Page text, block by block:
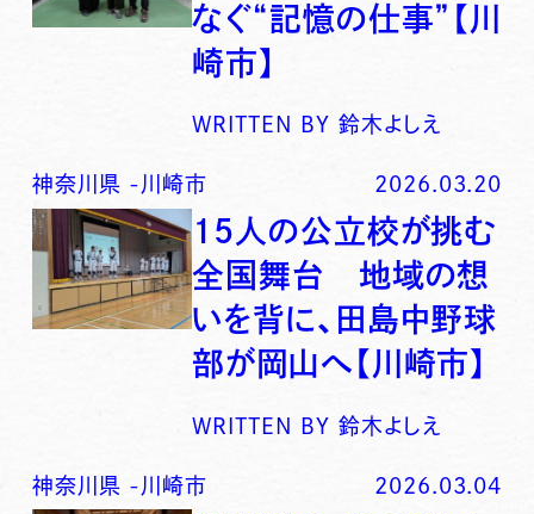
なぐ“記憶の仕事”【川
崎市】
WRITTEN BY 鈴木よしえ
神奈川県 - 川崎市 2026.03.20
15人の公立校が挑む
全国舞台 地域の想
いを背に、田島中野球
部が岡山へ【川崎市】
WRITTEN BY 鈴木よしえ
神奈川県 - 川崎市 2026.03.04